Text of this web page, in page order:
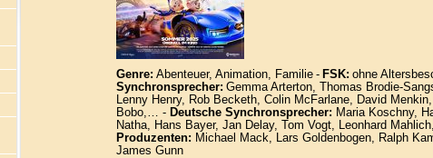
Genre: Abenteuer, Animation, Familie - FSK: ohne
Synchronsprecher: Gemma Arterton, Thomas Brodie-
Lenny Henry, Rob Becketh, Colin McFarlane, David
Bobo,… - Deutsche Synchronsprecher: Maria Koschny,
Natha, Hans Bayer, Jan Delay, Tom Vogt, Leonhard
Produzenten: Michael Mack, Lars Goldenbogen, Ralph
James Gunn